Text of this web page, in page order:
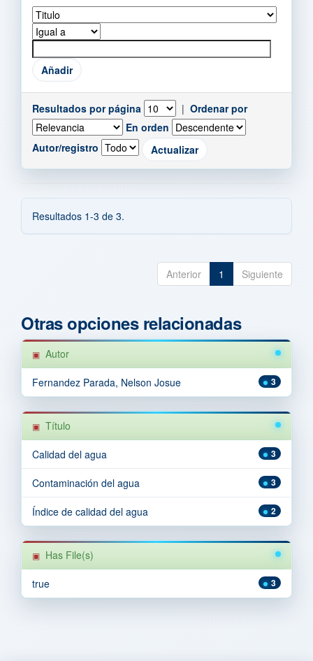
Resultados por página | Ordenar por
En orden
Autor/registro
Resultados 1-3 de 3.
Anterior 1 Siguiente
Otras opciones relacionadas
Autor
3
Fernandez Parada, Nelson Josue
Título
3
Calidad del agua
3
Contaminación del agua
2
Índice de calidad del agua
Has File(s)
3
true